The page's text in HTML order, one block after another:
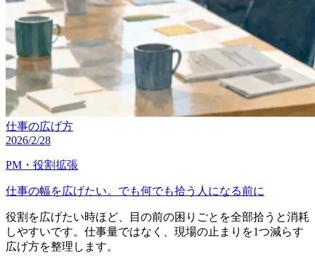
仕事の広げ方
2026/2/28
PM・役割拡張
仕事の幅を広げたい。でも何でも拾う人になる前に
役割を広げたい時ほど、目の前の困りごとを全部拾うと消耗
しやすいです。仕事量ではなく、現場の止まりを1つ減らす
広げ方を整理します。